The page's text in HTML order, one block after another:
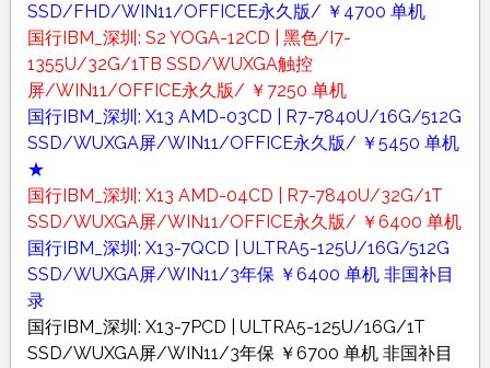
SSD/FHD/WIN11/OFFICEE永久版/ ￥4700 单机
国行IBM_深圳: S2 YOGA-12CD | 黑色/I7-
1355U/32G/1TB SSD/WUXGA触控
屏/WIN11/OFFICE永久版/ ￥7250 单机
国行IBM_深圳: X13 AMD-03CD | R7-7840U/16G/512G
SSD/WUXGA屏/WIN11/OFFICE永久版/ ￥5450 单机
★
国行IBM_深圳: X13 AMD-04CD | R7-7840U/32G/1T
SSD/WUXGA屏/WIN11/OFFICE永久版/ ￥6400 单机
国行IBM_深圳: X13-7QCD | ULTRA5-125U/16G/512G
SSD/WUXGA屏/WIN11/3年保 ￥6400 单机 非国补目
录
国行IBM_深圳: X13-7PCD | ULTRA5-125U/16G/1T
SSD/WUXGA屏/WIN11/3年保 ￥6700 单机 非国补目